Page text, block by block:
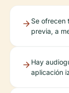
Se ofrecen
previa, a
Hay
aplicación